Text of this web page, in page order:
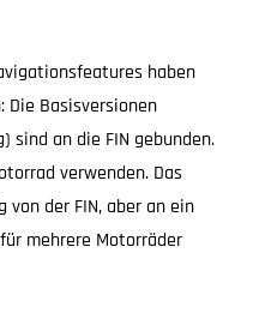
haben
Basisversionen
sind an die FIN gebunden.
verwenden. Das
von der FIN, aber an ein
mehrere Motorräder